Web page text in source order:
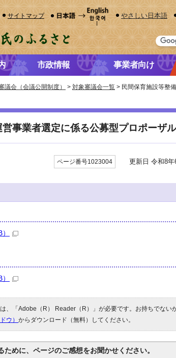
サイトマップ やさしい日本語
市政情報 事業者向け
議会（会議公開制度） > 対象審議会一覧 > 民間保育施設等整
事業者選定に係る公募型プロポーザ
ページ番号1023004 更新日 令和8年
、「Adobe（R） Reader（R）」が必要です。お持ちでない
ウ） からダウンロード（無料）してください。
ために、ページのご感想をお聞かせください。